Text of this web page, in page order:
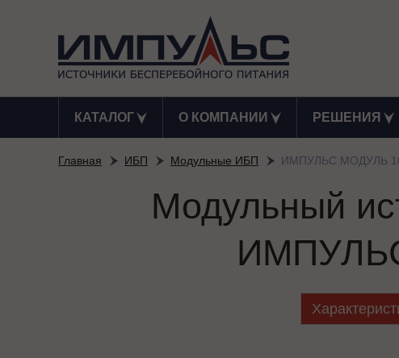
КАТАЛОГ О КОМПАНИИ РЕШЕНИЯ
Главная ИБП Модульные ИБП ИМПУЛЬС МОДУЛЬ
Модульный